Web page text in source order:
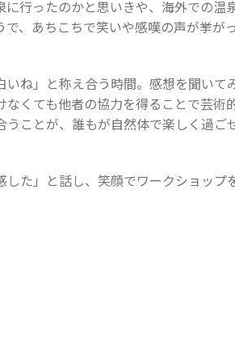
行ったのかと思いきや、海外での温
、あちこちで笑いや感嘆の声が挙が
ね」と称え合う時間。感想を聞いて
くても他者の協力を得ることで芸術
ことが、誰もが自然体で楽しく過ご
た」と話し、笑顔でワークショップ